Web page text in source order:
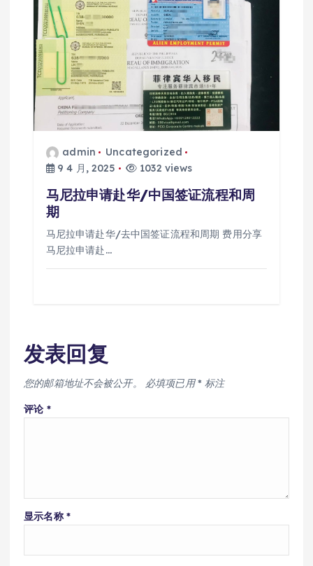
admin
Uncategorized
9 4 月, 2025
1032 views
马尼拉申请赴华/中国签证流程和周
期
马尼拉申请赴华/去中国签证流程和周期 费用分享
马尼拉申请赴…
发表回复
您的邮箱地址不会被公开。 必填项已用* 标注
评论 *
显示名称 *